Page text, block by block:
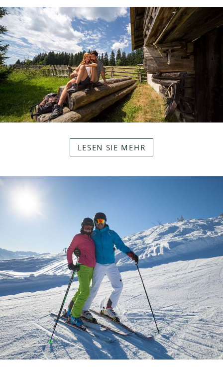
LESEN SIE MEHR